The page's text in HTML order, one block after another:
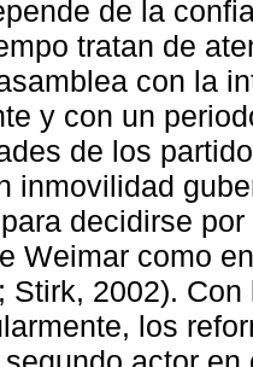
de la
tratan de
con la
y con un
de los
inmovilidad
decidirse
Weimar como
Stirk, 2002).
los